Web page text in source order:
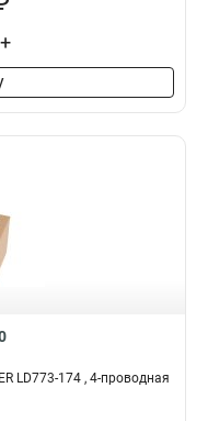
+
LD773-174 , 4-проводная